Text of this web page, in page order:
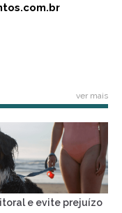
ver mais
e evite prejuízo